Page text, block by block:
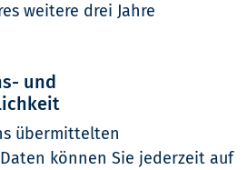
weitere drei Jahre
und
übermittelten
können Sie jederzeit auf